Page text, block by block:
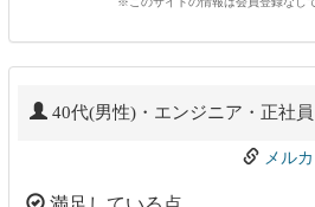
40代(男性)・エンジニア・正社員
メル